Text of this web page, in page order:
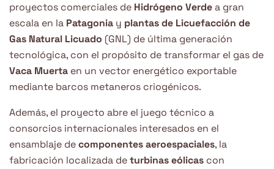
proyectos comerciales de Hidrógeno Verdea gran
escala en la Patagonia y plantas de Licuefacción de
Gas Natural Licuado (GNL) de última generación
tecnológica, con el propósito de transformar el gas de
Vaca Muerta en un vector energético exportable
mediante barcos metaneros criogénicos.
Además, el proyecto abre el juego técnico a
consorcios internacionales interesados en el
ensamblaje decomponentes aeroespaciales, la
fabricación localizada deturbinas eólicas con